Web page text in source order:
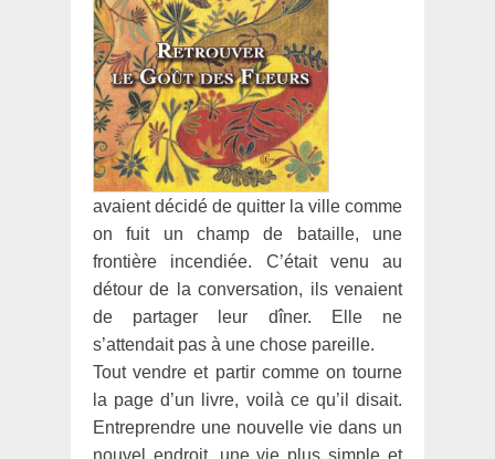
avaient décidé de quitter la ville comme
on fuit un champ de bataille, une
frontière incendiée. C’était venu au
détour de la conversation, ils venaient
de partager leur dîner. Elle ne
s’attendait pas à une chose pareille.
Tout vendre et partir comme on tourne
la page d’un livre, voilà ce qu’il disait.
Entreprendre une nouvelle vie dans un